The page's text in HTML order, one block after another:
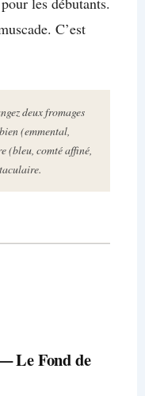
C’est
deux fromages
(emmental,
(bleu, comté affiné,
Le Fond de